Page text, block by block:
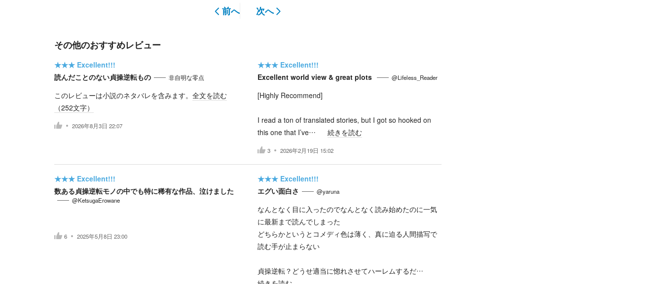
前へ 次へ
その他のおすすめレビュー
★★★ Excellent!!!
読んだことのない貞操逆転もの
非自明な零点
このレビューは小説のネタバレを含みます。 全文を読む
（252文字）
2026年8月3日 22:07
★★★ Excellent!!!
Excellent world view & great plots
@Lifeless_Reader
​[Highly Recommend]
​I read a ton of translated stories, but I got so hooked on
this one that I’ve…
続きを読む
3 2026年2月19日 15:02
★★★ Excellent!!!
数ある貞操逆転モノの中でも特に稀有な作品、泣けました
@KetsugaErowane
6 2025年5月8日 23:00
★★★ Excellent!!!
エグい面白さ
@yaruna
なんとなく目に入ったのでなんとなく読み始めたのに一気
に最新まで読んでしまった
どちらかというとコメディ色は薄く、真に迫る人間描写で
読む手が止まらない
貞操逆転？どうせ適当に惚れさせてハーレムするだ…